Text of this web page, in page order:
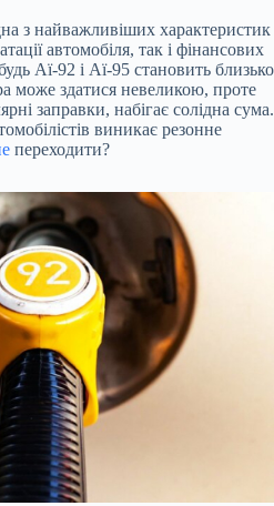
з найважливіших характеристик
автомобіля, так і фінансових
Аї-92 і Аї-95 становить близько
може здатися невеликою, проте
заправки, набігає солідна сума.
виникає резонне
переходити?